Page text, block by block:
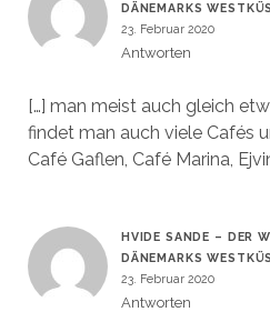
DÄNEMARKS
23. Februar 2020
Antworten
[…] man meist auch gleich
findet man auch viele Cafés
Café Gaflen, Café Marina,
HVIDE SANDE – DER
DÄNEMARKS
23. Februar 2020
Antworten